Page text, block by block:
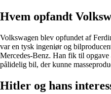
Hvem opfandt
Volkswagen blev opfundet af
var en tysk ingeniør og
Mercedes-Benz. Han fik til
pålidelig bil, der kunne
Hitler og hans